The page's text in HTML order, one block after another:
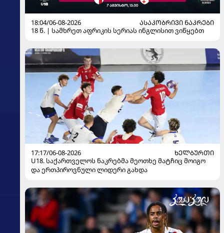
18:04/06-08-2026
ᲐᲡᲐᲙᲝᲑᲠᲘᲕᲘ ᲜᲐᲙᲠᲔᲑᲘ
18 წ. | სამხრეთ აფრიკის სერიას ინგლისით ვიწყებთ
17:17/06-08-2026
ᲮᲔᲚᲑᲣᲠᲗᲘ
U18. საქართველოს ნაკრებმა მეოთხე მატჩიც მოიგო
და ერთპიროვნული ლიდერი გახდა